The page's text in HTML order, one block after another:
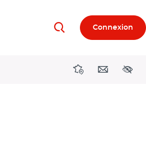
RechercherConnexion
DirectionsContact